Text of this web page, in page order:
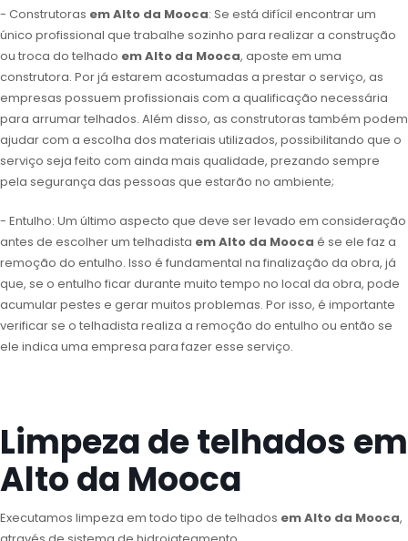
- Construtoras em Alto da Mooca: Se está difícil encontrar um
único profissional que trabalhe sozinho para realizar a construção
ou troca do telhado em Alto da Mooca, aposte em uma
construtora. Por já estarem acostumadas a prestar o serviço, as
empresas possuem profissionais com a qualificação necessária
para arrumar telhados. Além disso, as construtoras também podem
ajudar com a escolha dos materiais utilizados, possibilitando que o
serviço seja feito com ainda mais qualidade, prezando sempre
pela segurança das pessoas que estarão no ambiente;
- Entulho: Um último aspecto que deve ser levado em consideração
antes de escolher um telhadista em Alto da Mooca é se ele faz a
remoção do entulho. Isso é fundamental na finalização da obra, já
que, se o entulho ficar durante muito tempo no local da obra, pode
acumular pestes e gerar muitos problemas. Por isso, é importante
verificar se o telhadista realiza a remoção do entulho ou então se
ele indica uma empresa para fazer esse serviço.
Limpeza de telhados em
Alto da Mooca
Executamos limpeza em todo tipo de telhados em Alto da Mooca,